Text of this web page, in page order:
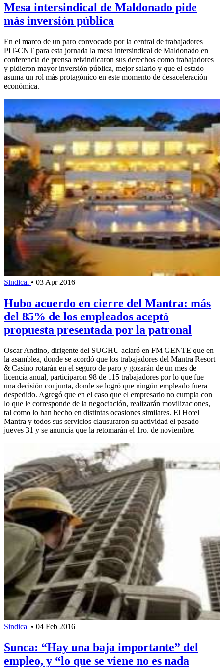
Mesa intersindical de Maldonado pide
más inversión pública
En el marco de un paro convocado por la central de trabajadores
PIT-CNT para esta jornada la mesa intersindical de Maldonado en
conferencia de prensa reivindicaron sus derechos como trabajadores
y pidieron mayor inversión pública, mejor salario y que el estado
asuma un rol más protagónico en este momento de desaceleración
económica.
Sindical • 03 Apr 2016
Hubo acuerdo en cierre del Mantra: más
del 85% de los empleados aceptó
propuesta presentada por la patronal
Oscar Andino, dirigente del SUGHU aclaró en FM GENTE que en
la asamblea, donde se acordó que los trabajadores del Mantra Resort
& Casino rotarán en el seguro de paro y gozarán de un mes de
licencia anual, participaron 98 de 115 trabajadores por lo que fue
una decisión conjunta, donde se logró que ningún empleado fuera
despedido. Agregó que en el caso que el empresario no cumpla con
lo que le corresponde de la negociación, realizarán movilizaciones,
tal como lo han hecho en distintas ocasiones similares. El Hotel
Mantra y todos sus servicios clausuraron su actividad el pasado
jueves 31 y se anuncia que la retomarán el 1ro. de noviembre.
Sindical • 04 Feb 2016
Sunca: “Hay una baja importante” del
empleo, y “lo que se viene no es nada